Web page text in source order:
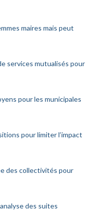
maires mais peut
services mutualisés pour
pour les municipales
pour limiter l’impact
des collectivités pour
des suites